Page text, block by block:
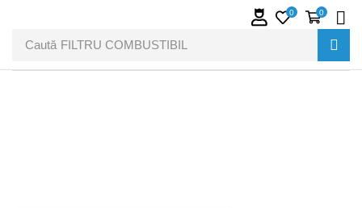
Caută FILTRU COMBUSTIBIL
0 0